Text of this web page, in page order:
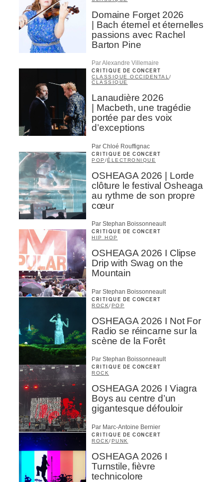
Domaine Forget 2026
| Bach éternel et éternelles
passions avec Rachel
Barton Pine
Par Alexandre Villemaire
CRITIQUE DE CONCERT
CLASSIQUE OCCIDENTAL/
CLASSIQUE
Lanaudière 2026
| Macbeth, une tragédie
portée par des voix
d’exceptions
Par Chloé Rouffignac
CRITIQUE DE CONCERT
POP /ÉLECTRONIQUE
OSHEAGA 2026 | Lorde
clôture le festival Osheaga
au rythme de son propre
cœur
Par Stephan Boissonneault
CRITIQUE DE CONCERT
HIP HOP
OSHEAGA 2026 I Clipse
Drip with Swag on the
Mountain
Par Stephan Boissonneault
CRITIQUE DE CONCERT
ROCK/POP
OSHEAGA 2026 I Not For
Radio se réincarne sur la
scène de la Forêt
Par Stephan Boissonneault
CRITIQUE DE CONCERT
ROCK
OSHEAGA 2026 I Viagra
Boys au centre d’un
gigantesque défouloir
Par Marc-Antoine Bernier
CRITIQUE DE CONCERT
ROCK/PUNK
OSHEAGA 2026 I
Turnstile, fièvre
technicolore